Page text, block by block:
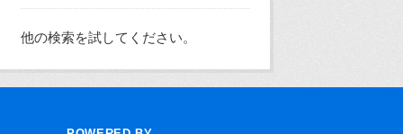
他の検索を試してください。